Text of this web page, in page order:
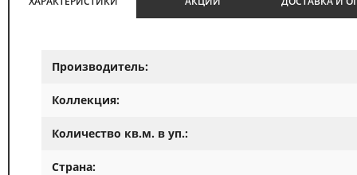
Производитель:
Коллекция:
Количество кв.м. в уп.:
Страна: